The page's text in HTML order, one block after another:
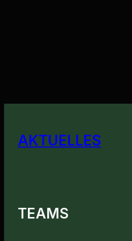
AKTUELLES
TEAMS